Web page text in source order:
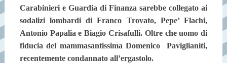
Carabinieri e Guardia di Finanza sarebbe collegato ai
sodalizi lombardi di Franco Trovato, Pepe’ Flachi,
Antonio Papalia e Biagio Crisafulli. Oltre che uomo di
fiducia del mammasantissima Domenico Paviglianiti,
recentemente condannato all’ergastolo.